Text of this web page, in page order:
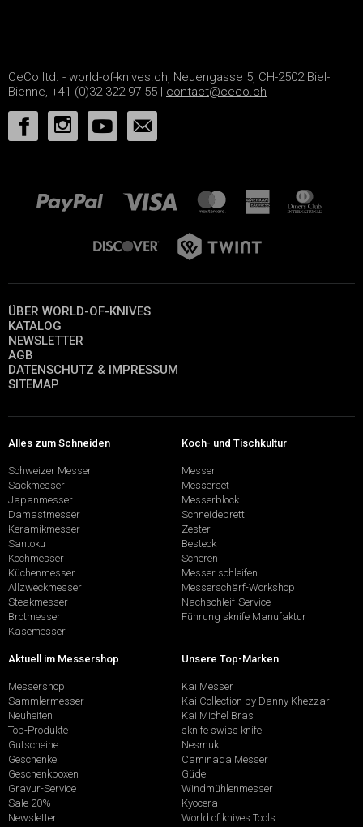
CeCo ltd. - world-of-knives.ch, Neuengasse 5, CH-2502 Biel-
Bienne, +41 (0)32 322 97 55 | contact@ceco.ch
ÜBER WORLD-OF-KNIVES
KATALOG
NEWSLETTER
AGB
DATENSCHUTZ & IMPRESSUM
SITEMAP
Alles zum Schneiden
Schweizer Messer
Sackmesser
Japanmesser
Damastmesser
Keramikmesser
Santoku
Kochmesser
Küchenmesser
Allzweckmesser
Steakmesser
Brotmesser
Käsemesser
Koch- und Tischkultur
Messer
Messerset
Messerblock
Schneidebrett
Zester
Besteck
Scheren
Messer schleifen
Messerschärf-Workshop
Nachschleif-Service
Führung sknife Manufaktur
Aktuell im Messershop
Messershop
Sammlermesser
Neuheiten
Top-Produkte
Gutscheine
Geschenke
Geschenkboxen
Gravur-Service
Sale 20%
Newsletter
Unsere Top-Marken
Kai Messer
Kai Collection by Danny Khezzar
Kai Michel Bras
sknife swiss knife
Nesmuk
Caminada Messer
Güde
Windmühlenmesser
Kyocera
World of knives Tools